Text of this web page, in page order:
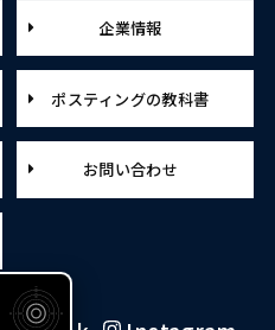
企業情報
ポスティングの教科書
お問い合わせ